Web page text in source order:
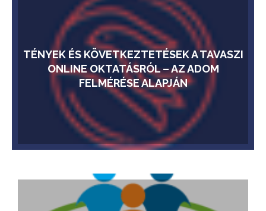
TÉNYEK ÉS KÖVETKEZTETÉSEK A TAVASZI
ONLINE OKTATÁSRÓL – AZ ADOM
FELMÉRÉSE ALAPJÁN